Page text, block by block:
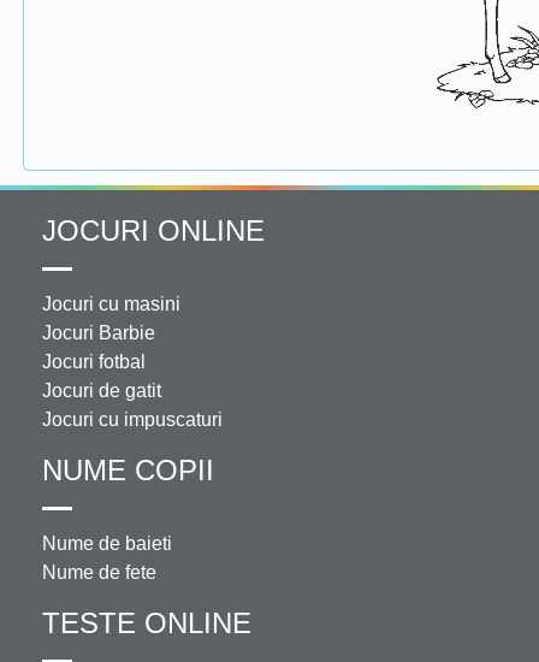
JOCURI ONLINE
Jocuri cu masini
Jocuri Barbie
Jocuri fotbal
Jocuri de gatit
Jocuri cu impuscaturi
NUME COPII
Nume de baieti
Nume de fete
TESTE ONLINE